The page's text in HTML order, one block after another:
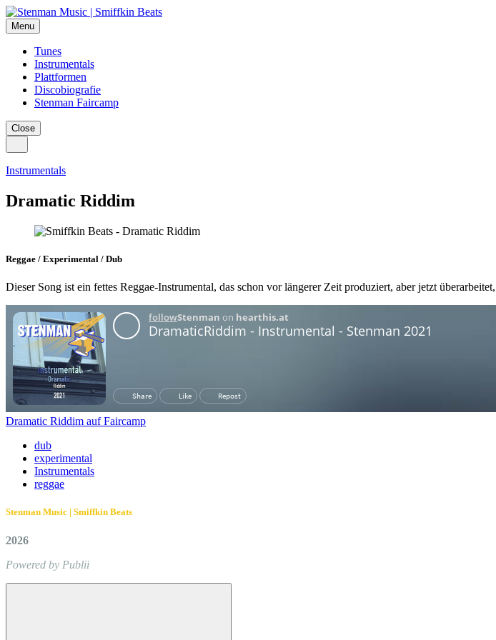
Menu
Tunes
Instrumentals
Plattformen
Discobiografie
Stenman Faircamp
Close
Instrumentals
Dramatic Riddim
Reggae / Experimental / Dub
Dieser Song ist ein fettes Reggae-Instrumental, das schon vor längerer Zeit produziert, aber jetzt
Dramatic Riddim auf Faircamp
dub
experimental
Instrumentals
reggae
Stenman Music | Smiffkin Beats
2026
Powered by Publii